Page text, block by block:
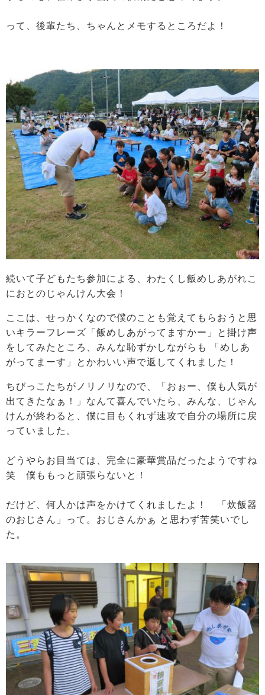
って、後輩たち、ちゃんとメモするところだよ！
続いて子どもたち参加による、わたくし飯めしあがれこ
におとのじゃんけん大会！
ここは、せっかくなので僕のことも覚えてもらおうと思
いキラーフレーズ「飯めしあがってますかー」と掛け声
をしてみたところ、みんな恥ずかしながらも 「めしあ
がってまーす」とかわいい声で返してくれました！
ちびっこたちがノリノリなので、「おぉー、僕も人気が
出てきたなぁ！」なんて喜んでいたら、みんな、じゃん
けんが終わると、僕に目もくれず速攻で自分の場所に戻
っていました。
どうやらお目当ては、完全に豪華賞品だったようですね
笑 僕ももっと頑張らないと！
だけど、何人かは声をかけてくれましたよ！ 「炊飯器
のおじさん」って。おじさんかぁ と思わず苦笑いでし
た。